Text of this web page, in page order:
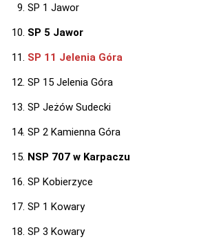
SP 1 Jawor
SP 5 Jawor
SP 11 Jelenia Góra
SP 15 Jelenia Góra
SP Jeżów Sudecki
SP 2 Kamienna Góra
NSP 707 w Karpaczu
SP Kobierzyce
SP 1 Kowary
SP 3 Kowary